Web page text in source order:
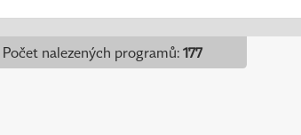
Počet nalezených programů: 177